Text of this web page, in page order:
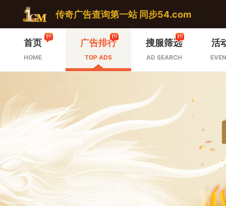
传奇广告查询第一站 同步54.com
首页
HOME
广告排行
TOP ADS
搜服筛选
AD SEARCH
活